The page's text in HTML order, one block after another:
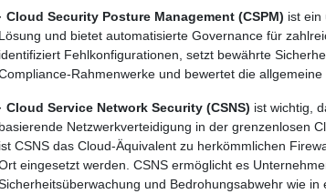
· Cloud Security Posture Management (CSPM) ist ein
Lösung und bietet automatisierte Governance für
identifiziert Fehlkonfigurationen, setzt bewährte
Rahmenwerke und bewertet die allgemeine
· Cloud Service Network Security (CSNS) ist wichtig,
basierende Netzwerkverteidigung in der grenzenlosen
ist CSNS das Cloud-Äquivalent zu herkömmlichen
eingesetzt werden. CSNS ermöglicht es
und Bedrohungsabwehr wie in